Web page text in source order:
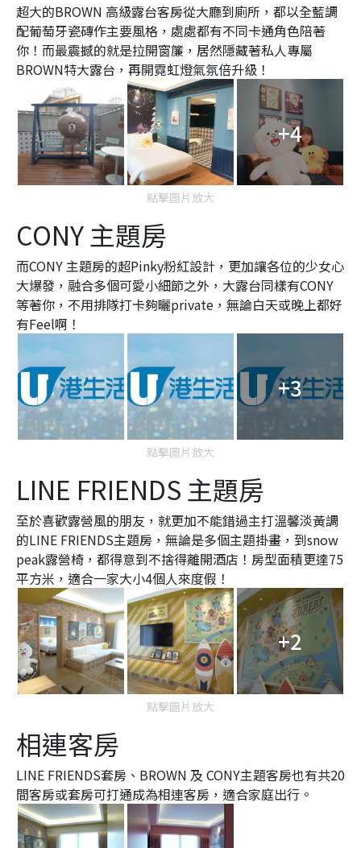
超大的BROWN 高級露台客房從大廳到廁所，都以全藍調
配葡萄牙瓷磚作主要風格，處處都有不同卡通角色陪著
你！而最震撼的就是拉開窗簾，居然隱藏著私人專屬
BROWN特大露台，再開霓虹燈氣氛倍升級！
+4
點擊圖片放大
CONY 主題房
而CONY 主題房的超Pinky粉紅設計，更加讓各位的少女心
大爆發，融合多個可愛小細節之外， 大露台同樣有CONY
等著你，不用排隊打卡夠曬private，無論白天或晚上都好
有Feel啊！
+3
點擊圖片放大
LINE FRIENDS 主題房
至於喜歡露營風的朋友，就更加不能錯過主打溫馨淡黃調
的LINE FRIENDS主題房，無論是多個主題掛畫，到snow
peak露營椅，都得意到不捨得離開酒店！房型面積更達75
平方米，適合一家大小4個人來度假！
+2
點擊圖片放大
相連客房
LINE FRIENDS套房、BROWN 及 CONY主題客房也有共20
間客房或套房可打通成為相連客房，適合家庭出行。